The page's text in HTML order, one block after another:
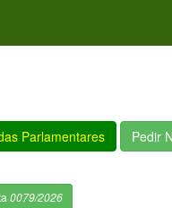
Parlamentares Pedir
0079/2026